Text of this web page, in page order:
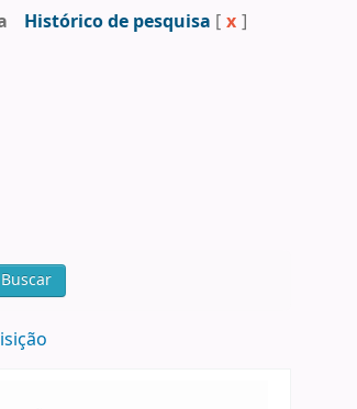
Histórico de pesquisa [ x ]
Buscar